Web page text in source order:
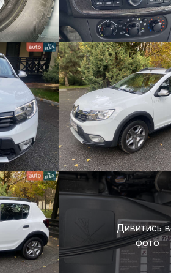
Дивитись
фото